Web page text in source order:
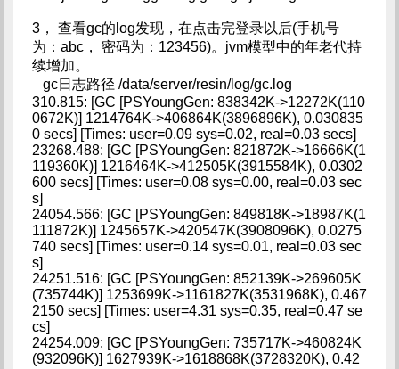
3， 查看gc的log发现，在点击完登录以后(手机号
为：abc， 密码为：123456)。jvm模型中的年老代持
续增加。
gc日志路径 /data/server/resin/log/gc.log
310.815: [GC [PSYoungGen: 838342K->12272K(110
0672K)] 1214764K->406864K(3896896K), 0.030835
0 secs] [Times: user=0.09 sys=0.02, real=0.03 secs]
23268.488: [GC [PSYoungGen: 821872K->16666K(1
119360K)] 1216464K->412505K(3915584K), 0.0302
600 secs] [Times: user=0.08 sys=0.00, real=0.03 sec
s]
24054.566: [GC [PSYoungGen: 849818K->18987K(1
111872K)] 1245657K->420547K(3908096K), 0.0275
740 secs] [Times: user=0.14 sys=0.01, real=0.03 sec
s]
24251.516: [GC [PSYoungGen: 852139K->269605K
(735744K)] 1253699K->1161827K(3531968K), 0.467
2150 secs] [Times: user=4.31 sys=0.35, real=0.47 se
cs]
24254.009: [GC [PSYoungGen: 735717K->460824K
(932096K)] 1627939K->1618868K(3728320K), 0.42